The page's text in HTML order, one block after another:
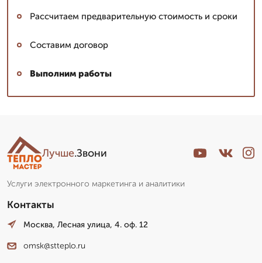
Рассчитаем предварительную стоимость и сроки
Составим договор
Выполним работы
Лучше.Звони
Услуги электронного маркетинга и аналитики
Контакты
Москва, Лесная улица, 4. оф. 12
omsk@stteplo.ru